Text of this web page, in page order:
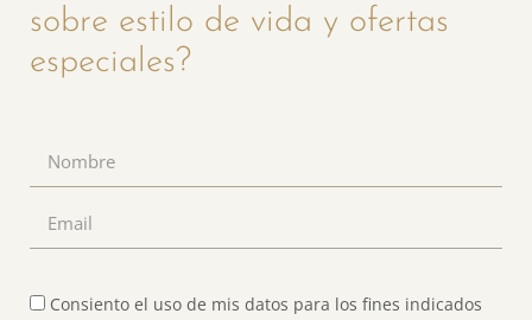
sobre estilo de vida y ofertas
especiales?
Consiento el uso de mis datos para los fines indicados